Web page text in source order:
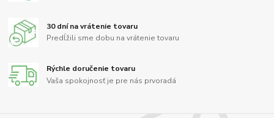
30 dní na vrátenie tovaru
Predĺžili sme dobu na vrátenie tovaru
Rýchle doručenie tovaru
Vaša spokojnosť je pre nás prvoradá